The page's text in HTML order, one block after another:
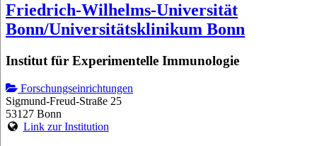
Friedrich-Wilhelms-Universität
Bonn/Universitätsklinikum Bonn
Institut für Experimentelle Immunologie
Forschungseinrichtungen
Sigmund-Freud-Straße 25
53127 Bonn
Link zur Institution